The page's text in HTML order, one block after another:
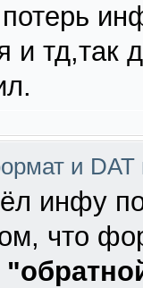
и тд,так
и
инфу
что